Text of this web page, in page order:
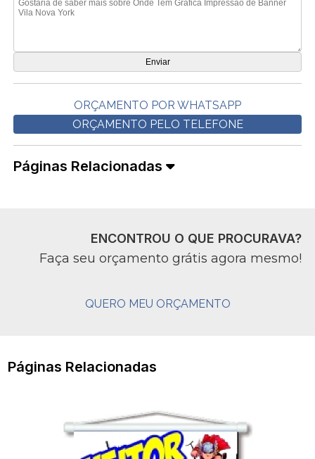
ORÇAMENTO POR WHATSAPP
ORÇAMENTO PELO TELEFONE
Páginas Relacionadas
ENCONTROU O QUE PROCURAVA?
Faça seu orçamento grátis agora mesmo!
QUERO MEU ORÇAMENTO
Páginas Relacionadas